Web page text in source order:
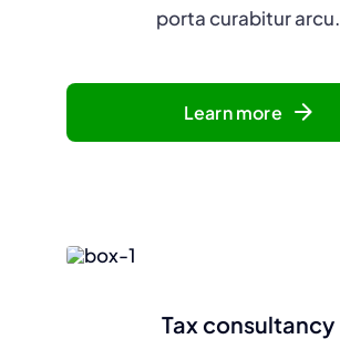
porta curabitur arcu.
Learn more
Tax consultancy